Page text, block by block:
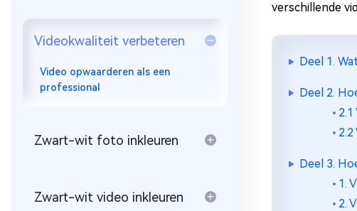
Videokwaliteit verbeteren
Video opwaarderen als een
professional
Zwart-wit foto inkleuren
Zwart-wit video inkleuren
verschillende
Deel 1.
Deel 2.
Deel 3.
1.
2.